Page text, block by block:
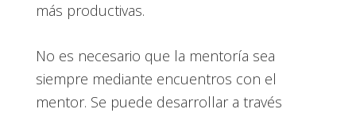
más productivas.
No es necesario que la mentoría sea
siempre mediante encuentros con el
mentor. Se puede desarrollar a través